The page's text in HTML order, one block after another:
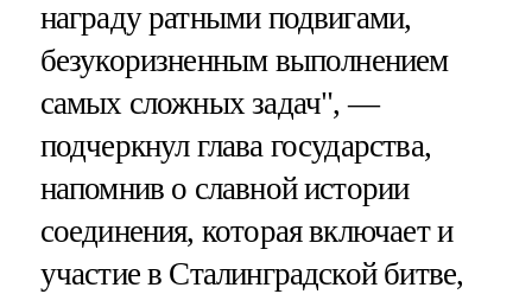
награду ратными подвигами,
безукоризненным выполнением
самых сложных задач", —
подчеркнул глава государства,
напомнив о славной истории
соединения, которая включает и
участие в Сталинградской битве,